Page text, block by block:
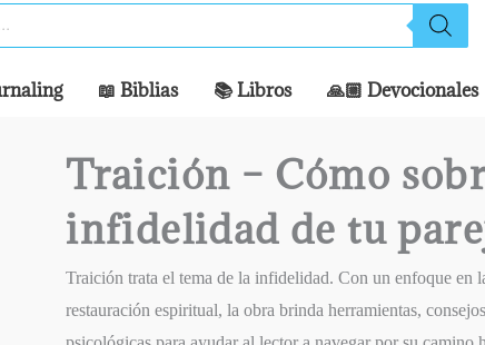
📖 Biblias 📚 Libros 🙏🏼 Devocionales
Traición – Cómo
infidelidad de tu
Traición trata el tema de la infidelidad. Con un enfoque en
restauración espiritual, la obra brinda herramientas,